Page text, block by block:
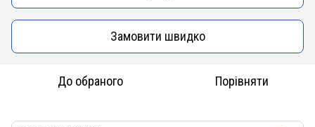
Замовити швидко
До обраного Порівняти